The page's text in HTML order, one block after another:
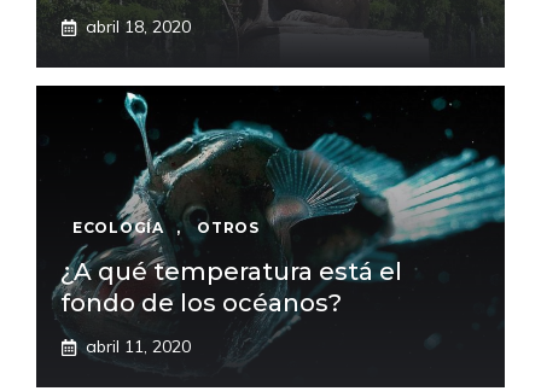
abril 18, 2020
ECOLOGÍA , OTROS
¿A qué temperatura está el
fondo de los océanos?
abril 11, 2020